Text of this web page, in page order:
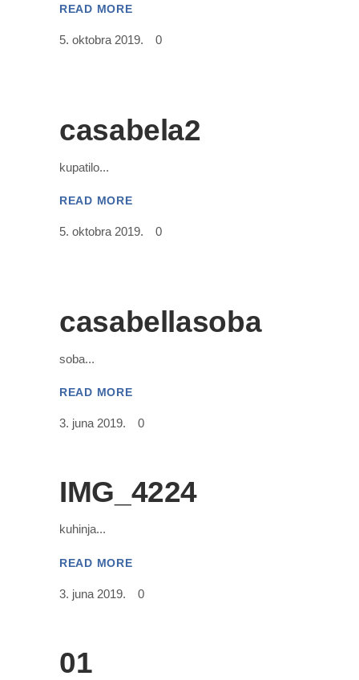
READ MORE
5. oktobra 2019. 0
casabela2
kupatilo
READ MORE
5. oktobra 2019. 0
casabellasoba
soba
READ MORE
3. juna 2019. 0
IMG_4224
kuhinja
READ MORE
3. juna 2019. 0
01